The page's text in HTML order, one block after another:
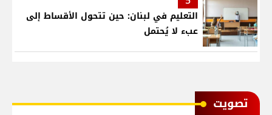
التعليم في لبنان: حين تتحول الأقساط إلى
عبء لا يُحتمل
ﺗﺼﻮﻳﺖ